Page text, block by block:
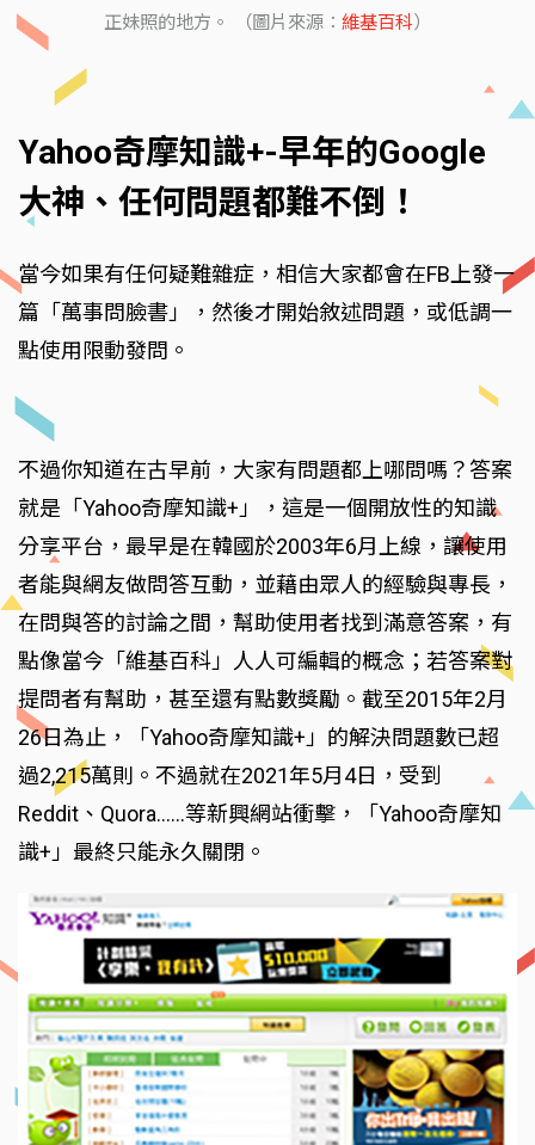
正妹照的地方。 （圖片來源： 維基百科）
Yahoo奇摩知識+-早年的Google
大神、任何問題都難不倒！
當今如果有任何疑難雜症，相信大家都會在FB上發一
篇「萬事問臉書」，然後才開始敘述問題，或低調一
點使用限動發問。
不過你知道在古早前，大家有問題都上哪問嗎？答案
就是「Yahoo奇摩知識+」，這是一個開放性的知識
分享平台，最早是在韓國於2003年6月上線，讓使用
者能與網友做問答互動，並藉由眾人的經驗與專長，
在問與答的討論之間，幫助使用者找到滿意答案，有
點像當今「維基百科」人人可編輯的概念；若答案對
提問者有幫助，甚至還有點數獎勵。截至2015年2月
26日為止，「Yahoo奇摩知識+」的解決問題數已超
過2,215萬則。不過就在2021年5月4日，受到
Reddit、Quora……等新興網站衝擊，「Yahoo奇摩知
識+」最終只能永久關閉。